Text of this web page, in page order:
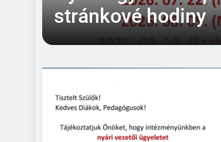
stránkové hodiny